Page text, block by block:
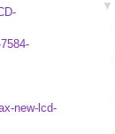
new-lcd-
▼